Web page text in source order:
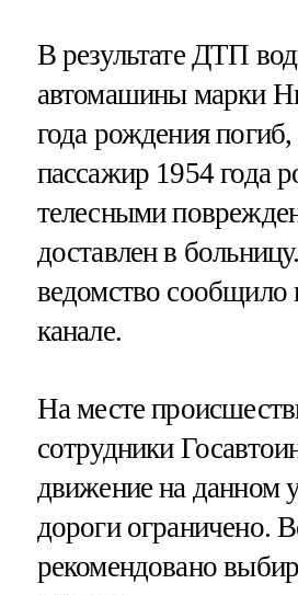
В результате ДТП
автомашины марки
года рождения погиб,
пассажир 1954 года
телесными
доставлен в
ведомство сообщило
канале.
На месте
сотрудники
движение на данном
дороги ограничено.
рекомендовано